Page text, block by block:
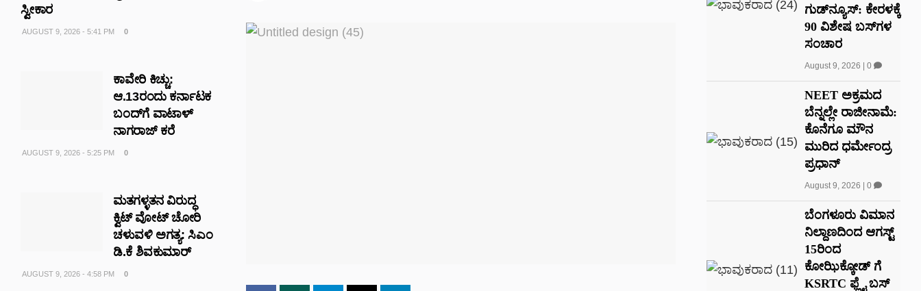
ಸ್ವೀಕಾರ
AUGUST 9, 2026 - 5:41 PM 0
ಕಾವೇರಿ ಕಿಚ್ಚು:
ಆ.13ರಂದು ಕರ್ನಾಟಕ
ಬಂದ್‌ಗೆ ವಾಟಾಳ್
ನಾಗರಾಜ್ ಕರೆ
AUGUST 9, 2026 - 5:25 PM 0
ಮತಗಳ್ಳತನ ವಿರುದ್ಧ
ಕ್ವಿಟ್ ವೋಟ್ ಚೋರಿ
ಚಳುವಳಿ ಅಗತ್ಯ: ಸಿಎಂ
ಡಿ.ಕೆ ಶಿವಕುಮಾರ್
AUGUST 9, 2026 - 4:58 PM 0
ಗುಡ್‌ನ್ಯೂಸ್: ಕೇರಳಕ್ಕೆ
90 ವಿಶೇಷ ಬಸ್‌ಗಳ
ಸಂಚಾರ
August 9, 2026 0
NEET ಅಕ್ರಮದ
ಬೆನ್ನಲ್ಲೇ ರಾಜೀನಾಮೆ:
ಕೊನೆಗೂ ಮೌನ
ಮುರಿದ ಧರ್ಮೇಂದ್ರ
ಪ್ರಧಾನ್‌
August 9, 2026 0
ಬೆಂಗಳೂರು ವಿಮಾನ
ನಿಲ್ದಾಣದಿಂದ ಆಗಸ್ಟ್
15ರಿಂದ
ಕೋಝಿಕ್ಕೋಡ್ ಗೆ
KSRTC ಫ್ಲೈ ಬಸ್